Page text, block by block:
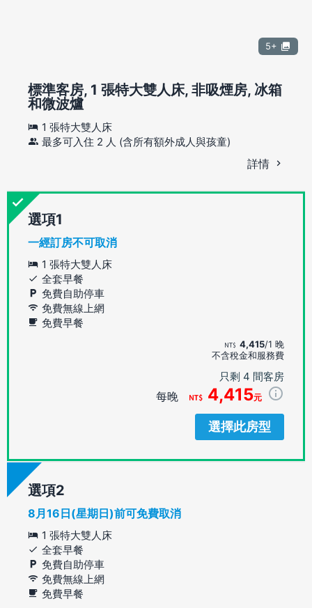
5+
標準客房, 1 張特大雙人床, 非吸煙房, 冰箱
和微波爐
1 張特大雙人床
最多可入住 2 人 (含所有額外成人與孩童)
詳情
選項
一經訂房不可取消
1 張特大雙人床
全套早餐
免費自助停車
免費無線上網
免費早餐
4,415/1 晚
不含稅金和服務費
只剩 4 間客房
每晚 4,415元
選擇此房型
選項
8月16日(星期日)前可免費取消
1 張特大雙人床
全套早餐
免費自助停車
免費無線上網
免費早餐